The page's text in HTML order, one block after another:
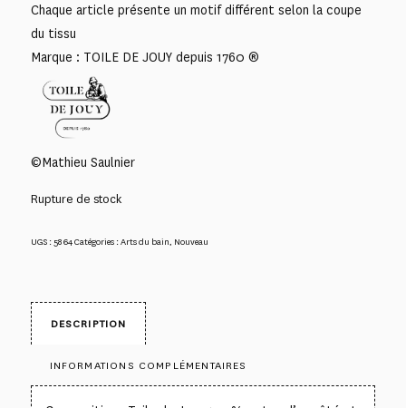
Chaque article présente un motif différent selon la coupe
du tissu
Marque : TOILE DE JOUY depuis 1760 ®
©Mathieu Saulnier
Rupture de stock
UGS : 5864Catégories :Arts du bain, Nouveau
DESCRIPTION
INFORMATIONS COMPLÉMENTAIRES